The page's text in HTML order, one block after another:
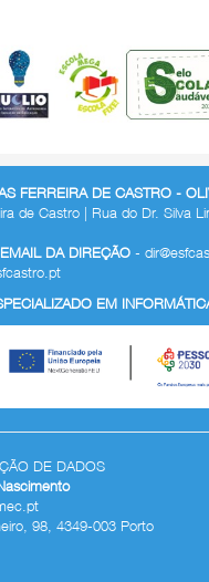
FERREIRA DE CASTRO -
de Castro | Rua do Dr. Silva
EMAIL DA DIREÇÃO -
EM
DE DADOS
98, 4349-003 Porto